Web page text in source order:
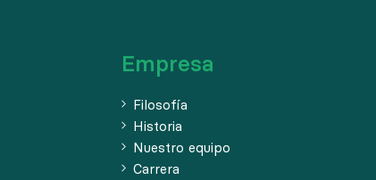
Empresa
Filosofía
Historia
Nuestro equipo
Carrera